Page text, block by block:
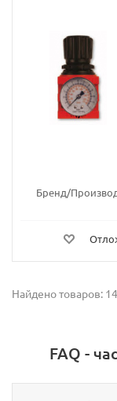
Бренд/
Найдено товаров: 14
FAQ -